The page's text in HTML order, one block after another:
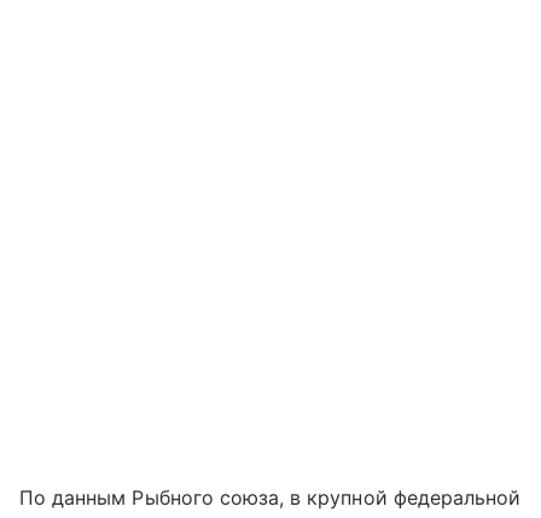
По данным Рыбного союза, в крупной федеральной